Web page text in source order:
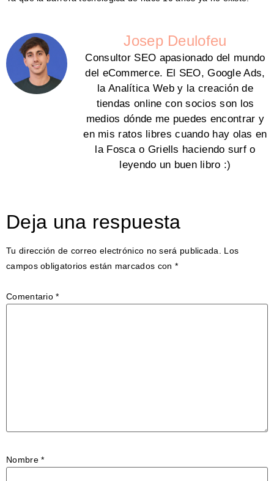
Josep Deulofeu
Consultor SEO apasionado del mundo
del eCommerce. El SEO, Google Ads,
la Analítica Web y la creación de
tiendas online con socios son los
medios dónde me puedes encontrar y
en mis ratos libres cuando hay olas en
la Fosca o Griells haciendo surf o
leyendo un buen libro :)
Deja una respuesta
Tu dirección de correo electrónico no será publicada.
Los
campos obligatorios están marcados con *
Comentario*
Nombre*